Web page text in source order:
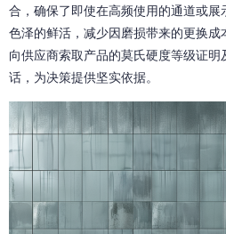
合，确保了即使在高频使用的通道或
色泽的鲜活，减少因磨损带来的更换
向供应商索取产品的莫氏硬度等级证
话，为决策提供坚实依据。